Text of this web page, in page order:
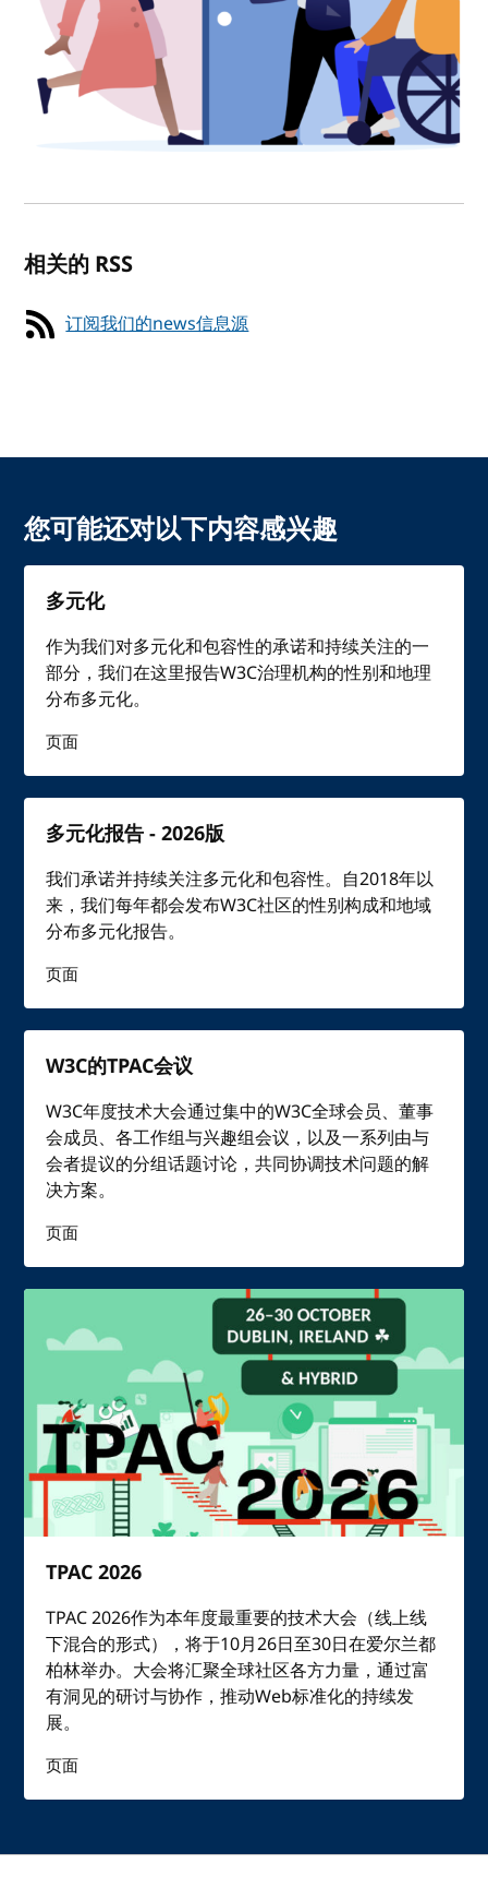
相关的 RSS
订阅我们的news信息源
您可能还对以下内容感兴趣
多元化
作为我们对多元化和包容性的承诺和持续关注的一
部分，我们在这里报告W3C治理机构的性别和地理
分布多元化。
页面
多元化报告 - 2026版
我们承诺并持续关注多元化和包容性。自2018年以
来，我们每年都会发布W3C社区的性别构成和地域
分布多元化报告。
页面
W3C的TPAC会议
W3C年度技术大会通过集中的W3C全球会员、董事
会成员、各工作组与兴趣组会议，以及一系列由与
会者提议的分组话题讨论，共同协调技术问题的解
决方案。
页面
TPAC 2026
TPAC 2026作为本年度最重要的技术大会（线上线
下混合的形式），将于10月26日至30日在爱尔兰都
柏林举办。大会将汇聚全球社区各方力量，通过富
有洞见的研讨与协作，推动Web标准化的持续发
展。
页面